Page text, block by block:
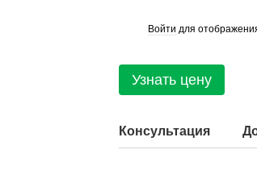
Войти для
Узнать цену
Консультация